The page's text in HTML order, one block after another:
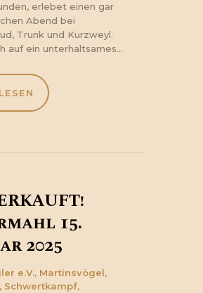
erlebet einen gar
Abend bei
Trunk und Kurzweyl.
auf ein unterhaltsames…
15.
2025
e.V., Martinsvögel,
Schwertkampf,